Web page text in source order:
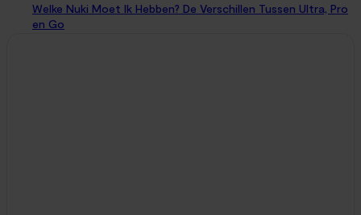
Welke Nuki Moet Ik Hebben? De Verschillen Tussen Ultra, Pro
en Go